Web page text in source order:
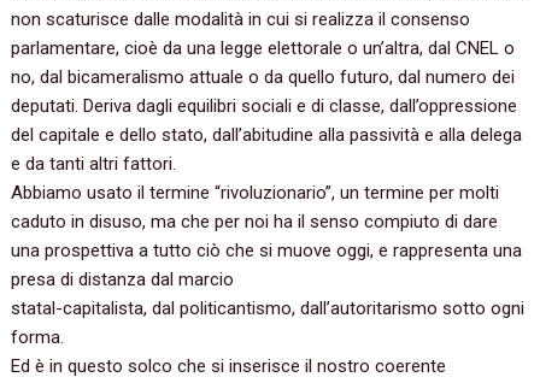
non scaturisce dalle modalità in cui si realizza il consenso
parlamentare, cioè da una legge elettorale o un’altra, dal CNEL o
no, dal bicameralismo attuale o da quello futuro, dal numero dei
deputati. Deriva dagli equilibri sociali e di classe, dall’oppressione
del capitale e dello stato, dall’abitudine alla passività e alla delega
e da tanti altri fattori.
Abbiamo usato il termine “rivoluzionario”, un termine per molti
caduto in disuso, ma che per noi ha il senso compiuto di dare
una prospettiva a tutto ciò che si muove oggi, e rappresenta una
presa di distanza dal marcio
statal-capitalista, dal politicantismo, dall’autoritarismo sotto ogni
forma.
Ed è in questo solco che si inserisce il nostro coerente